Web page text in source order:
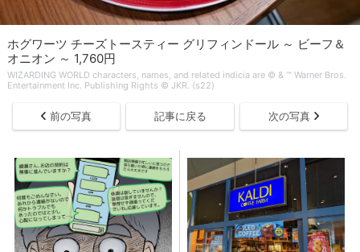
ホグワーツ チーズトースティー グリフィンドール ～ ビーフ＆
オニオン ～ 1,760円
WIZARDING WORLD characters, names, and related indicia are © & ™ Warner Bros.
Entertainment Inc. Publishing Rights © JKR. (s22)
前の写真 記事に戻る 次の写真